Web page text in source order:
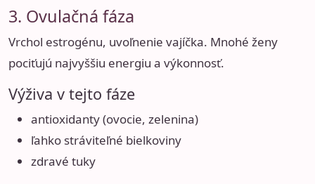
3. Ovulačná fáza
Vrchol estrogénu, uvoľnenie vajíčka. Mnohé ženy
pociťujú najvyššiu energiu a výkonnosť.
Výživa v tejto fáze
antioxidanty (ovocie, zelenina)
ľahko stráviteľné bielkoviny
zdravé tuky